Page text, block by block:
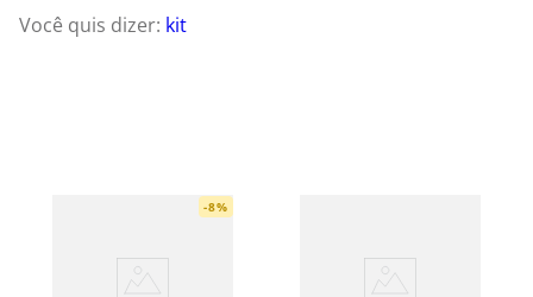
Você quis dizer: kit
-8%